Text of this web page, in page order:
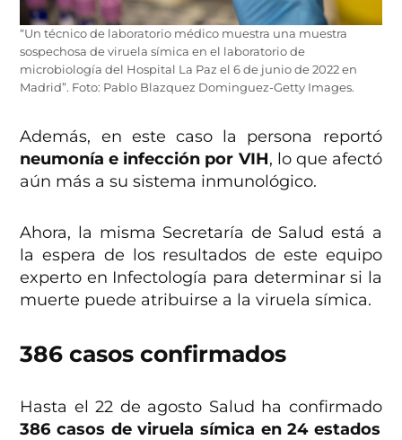
“Un técnico de laboratorio médico muestra una muestra
sospechosa de viruela símica en el laboratorio de
microbiología del Hospital La Paz el 6 de junio de 2022 en
Madrid”. Foto: Pablo Blazquez Dominguez-Getty Images.
Además, en este caso la persona reportó
neumonía e infección por VIH, lo que afectó
aún más a su sistema inmunológico.
Ahora, la misma Secretaría de Salud está a
la espera de los resultados de este equipo
experto en Infectología para determinar si la
muerte puede atribuirse a la viruela símica.
386 casos confirmados
Hasta el 22 de agosto Salud ha confirmado
386 casos de viruela símica en 24 estados